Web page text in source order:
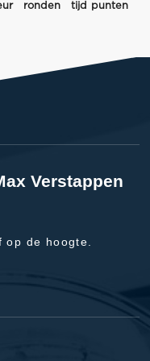
ronden tijd
punten
Verstappen
de hoogte.